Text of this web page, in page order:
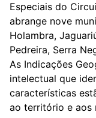
Especiais do
abrange nove
Holambra,
Pedreira, Serra
As Indicações
intelectual que
características
ao território e aos